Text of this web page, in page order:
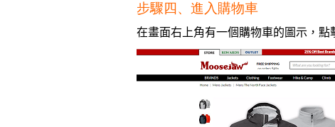
步驟四、進入購物車
在畫面右上角有一個購物車的圖示，點